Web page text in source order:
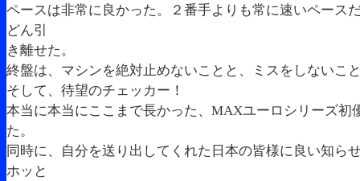
ペースは非常に良かった。２番手よりも常に速いペース
どん引
き離せた。
終盤は、マシンを絶対止めないことと、ミスをしないこ
そして、待望のチェッカー！
本当に本当にここまで長かった、MAXユーロシリーズ初
た。
同時に、自分を送り出してくれた日本の皆様に良い知ら
ホッと